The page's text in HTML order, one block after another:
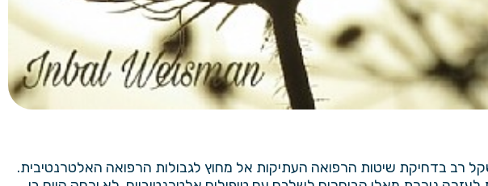
רב בדחיקת שיטות הרפואה העתיקות אל מחוץ לגבולות הרפואה האלטרנטיבית.